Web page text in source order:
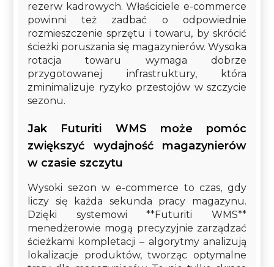
rezerw kadrowych. Właściciele e-commerce
powinni też zadbać o odpowiednie
rozmieszczenie sprzętu i towaru, by skrócić
ścieżki poruszania się magazynierów. Wysoka
rotacja towaru wymaga dobrze
przygotowanej infrastruktury, która
zminimalizuje ryzyko przestojów w szczycie
sezonu.
Jak Futuriti WMS może pomóc
zwiększyć wydajność magazynierów
w czasie szczytu
Wysoki sezon w e-commerce to czas, gdy
liczy się każda sekunda pracy magazynu.
Dzięki systemowi **Futuriti WMS**
menedżerowie mogą precyzyjnie zarządzać
ścieżkami kompletacji – algorytmy analizują
lokalizacje produktów, tworząc optymalne